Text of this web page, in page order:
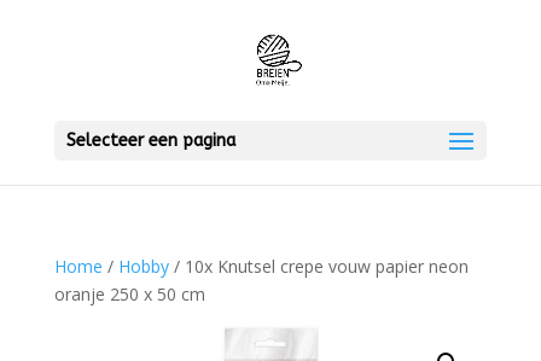
Selecteer een pagina
Home / Hobby/ 10x Knutsel crepe vouw papier neon
oranje 250 x 50 cm